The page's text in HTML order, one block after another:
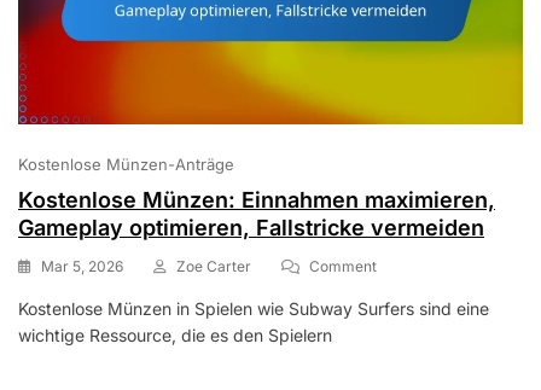
Kostenlose Münzen-Anträge
Kostenlose Münzen: Einnahmen maximieren,
Gameplay optimieren, Fallstricke vermeiden
Mar 5, 2026 Zoe Carter CommentOn
Münzen:
Kostenlose Münzen in Spielen wie Subway Surfers sind eine
wichtige Ressource, die es den Spielern